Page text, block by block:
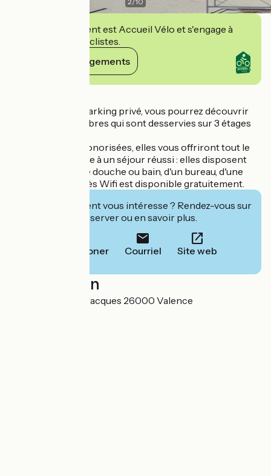
Cet établissement est Accueil Vélo et s'engage à
accueillir des cyclistes.
Voir ses engagements
Une fois garé au parking privé, vous pourrez découvrir
l'une des 28 chambres qui sont desservies sur 3 étages
Spacieuses et insonorisées, elles vous offriront tout le
confort nécessaire à un séjour réussi : elles disposent
ainsi d'une salle de douche ou bain, d'un bureau, d'une
télévision. Un accès Wifi est disponible gratuitement.
Cet établissement vous intéresse ? Rendez-vous sur
leur site pour réserver ou en savoir plus.
Téléphoner Courriel Site web
Localisation
9 faubourg Saint-Jacques 26000 Valence